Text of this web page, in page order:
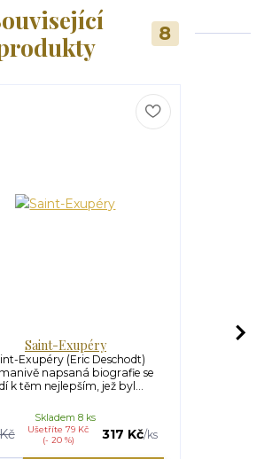
8
Saint-Exupéry
Exupéry (Eric Deschodt)
napsaná biografie se
k těm nejlepším, jež byl...
Ušetříte 79 Kč
(- 20 %)
317 Kč/ks
Skladem 8 ks